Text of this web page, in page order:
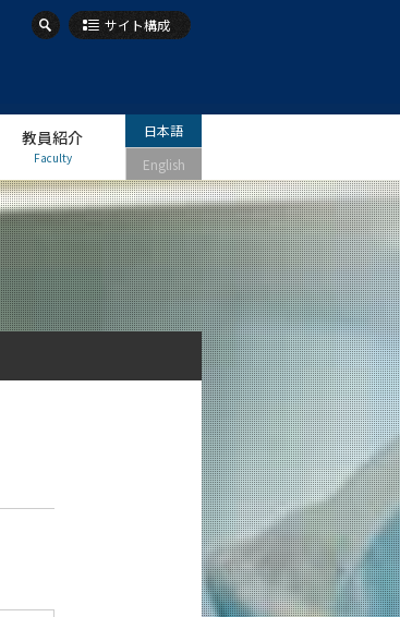
サイト構成
教員紹介
Faculty
日本語
English